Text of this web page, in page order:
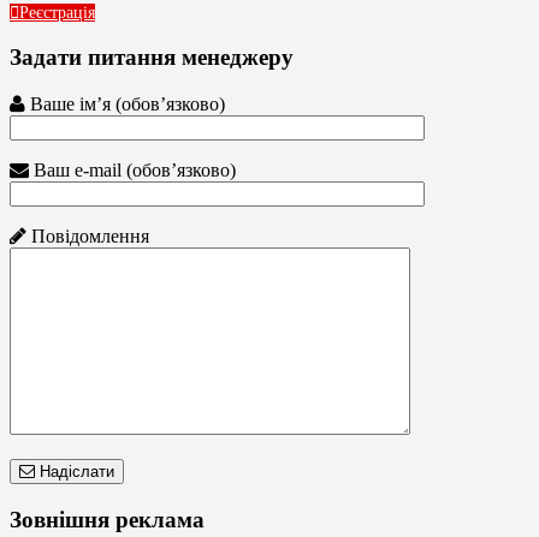
Реєстрація
Задати питання менеджеру
Ваше ім’я (обов’язково)
Ваш e-mail (обов’язково)
Повідомлення
Надіслати
Зовнішня реклама